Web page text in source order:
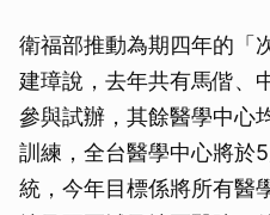
衛福部推動為期四年的「
建璋說，去年共有馬偕、
參與試辦，其餘醫學中心
訓練，全台醫學中心將於
統，今年目標係將所有醫